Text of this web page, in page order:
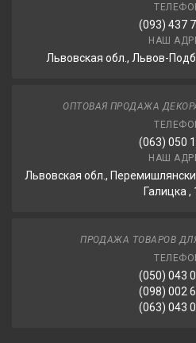
(093) 437
НАШ
Львовская обл., Львов-
ОПТОВАЯ ПРОДАЖА
(063) 050
НАШ
Львовская обл.,
Галицка ,
ПРОДАЖА ТОВАРОВ
(050) 043
(098) 002
(063) 043